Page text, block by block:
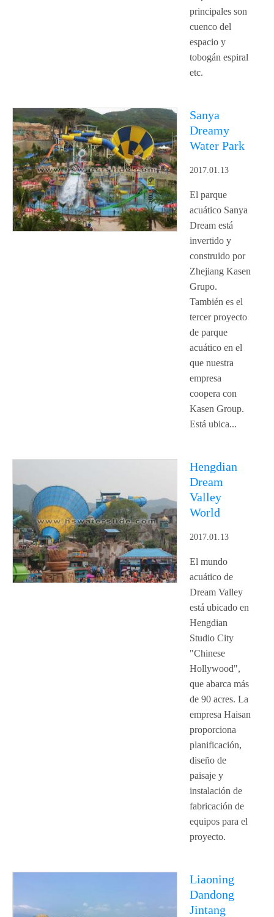
principales son
cuenco del
espacio y
tobogán espiral
etc.
Sanya
Dreamy
Water Park
2017.01.13
El parque
acuático Sanya
Dream está
invertido y
construido por
Zhejiang Kasen
Grupo.
También es el
tercer proyecto
de parque
acuático en el
que nuestra
empresa
coopera con
Kasen Group.
Está ubica...
Hengdian
Dream
Valley
World
2017.01.13
El mundo
acuático de
Dream Valley
está ubicado en
Hengdian
Studio City
"Chinese
Hollywood",
que abarca más
de 90 acres. La
empresa Haisan
proporciona
planificación,
diseño de
paisaje y
instalación de
fabricación de
equipos para el
proyecto.
Liaoning
Dandong
Jintang